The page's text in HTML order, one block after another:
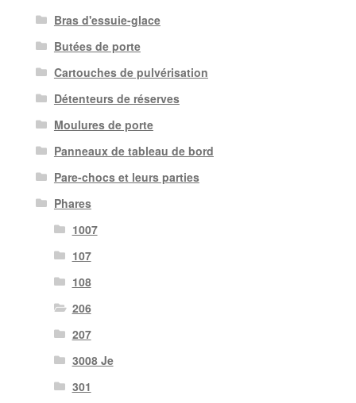
Bras d'essuie-glace
Butées de porte
Cartouches de pulvérisation
Détenteurs de réserves
Moulures de porte
Panneaux de tableau de bord
Pare-chocs et leurs parties
Phares
1007
107
108
206
207
3008 Je
301